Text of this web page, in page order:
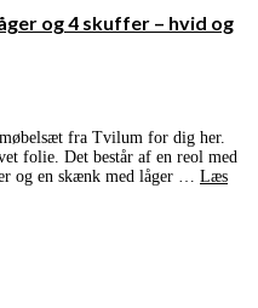
og 4 skuffer – hvid og
fra Tvilum for dig her.
folie. Det består af en reol med
og en skænk med låger … Læs